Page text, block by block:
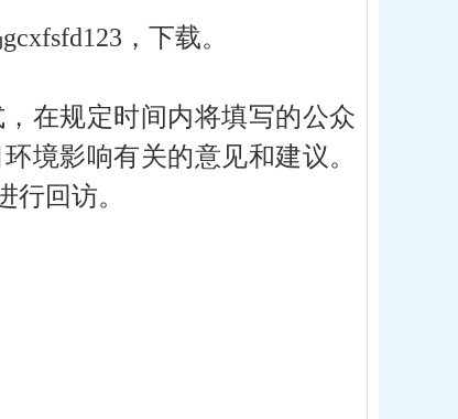
，下载。
在规定时间内将填写的公众
境影响有关的意见和建议。
回访。